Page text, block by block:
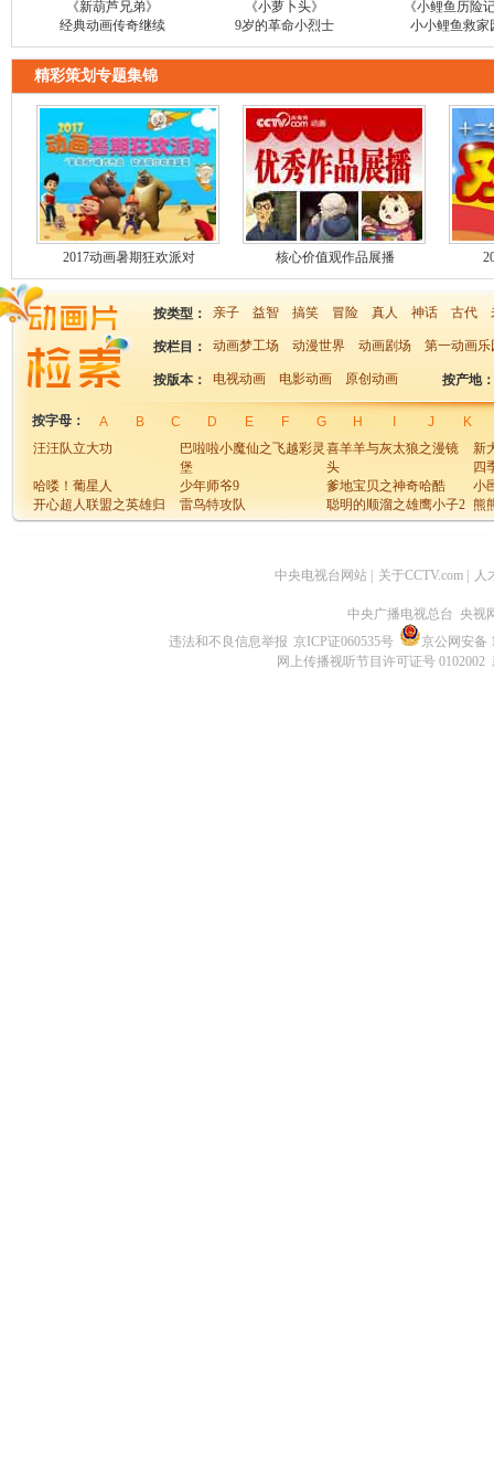
《新葫芦兄弟》
经典动画传奇继续
《小萝卜头》
9岁的革命小烈士
《小鲤鱼历险
小小鲤鱼救家
精彩策划专题集锦
2017动画暑期狂欢派对 核心价值观作品展播
按类型： 亲子 益智 搞笑 冒险 真人 神话 古代
按栏目： 动画梦工场 动漫世界 动画剧场 第一动画乐
按版本： 电视动画 电影动画 原创动画 按产地：
按字母： A B C D E F G H J
K
汪汪队立大功
巴啦啦小魔仙之飞越彩灵
堡
喜羊羊与灰太狼之漫镜
头
新
四
哈喽！葡星人
少年师爷9 爹地宝贝之神奇哈酷
小
开心超人联盟之英雄归
来
雷鸟特攻队 聪明的顺溜之雄鹰小子2 熊
中央电视台网站 关于CCTV.com 人
中央广播电视总台 央视
违法和不良信息举报 京ICP证060535号
京公网安备
网上传播视听节目许可证号 0102002